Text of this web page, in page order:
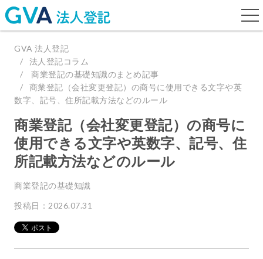
GVA 法人登記
法人登記コラム
商業登記の基礎知識のまとめ記事
商業登記（会社変更登記）の商号に使用できる文字や英
数字、記号、住所記載方法などのルール
商業登記（会社変更登記）の商号に
使用できる文字や英数字、記号、住
所記載方法などのルール
商業登記の基礎知識
投稿日：2026.07.31